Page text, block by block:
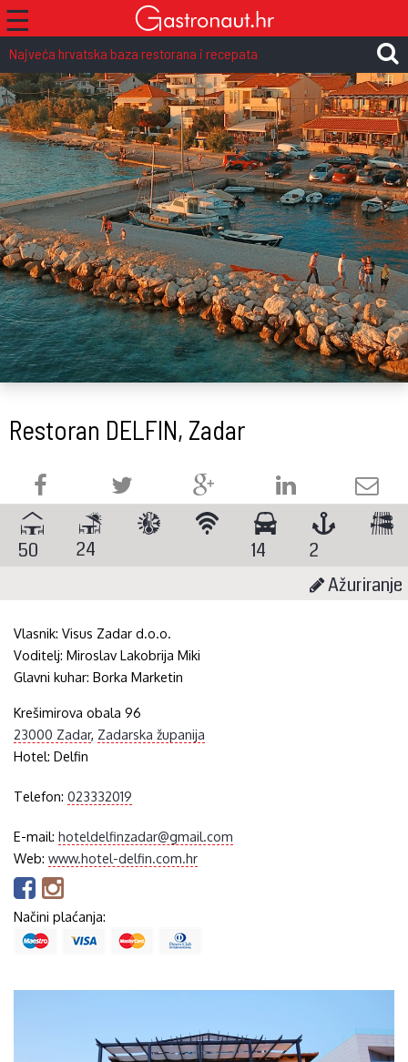
☰
Najveća hrvatska baza restorana i recepata
Restoran DELFIN, Zadar
50 24 14
2
Ažuriranje
Vlasnik:Visus Zadar d.o.o.
Voditelj:Miroslav Lakobrija Miki
Glavni kuhar:Borka Marketin
Krešimirova obala 96
23000 Zadar, Zadarska županija
Hotel:Delfin
Telefon:023332019
E-mail:hoteldelfinzadar@gmail.com
Web:www.hotel-delfin.com.hr
Načini plaćanja: